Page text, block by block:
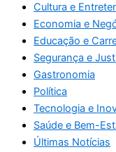
Cultura e
Economia e
Educação e
Segurança e
Gastronomia
Política
Tecnologia e
Saúde e Bem-
Últimas Notícias